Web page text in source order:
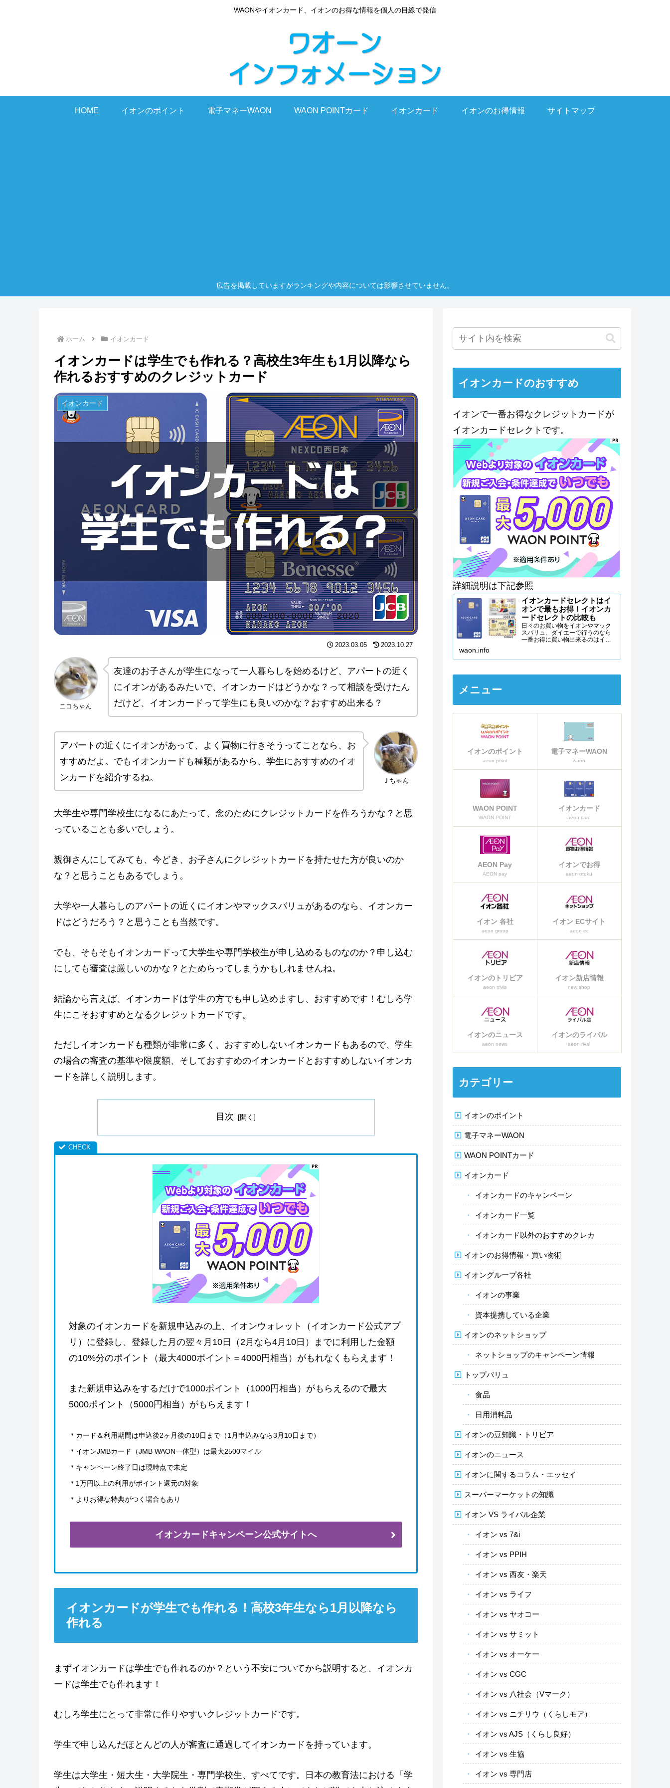
WAONやイオンカード、イオンのお得な情報を個人の目線で発信
HOME イオンのポイント 電子マネーWAON WAON POINTカード イオンカード イオンのお得情報 サイトマップ
広告を掲載していますがランキングや内容については影響させていません。
ホーム イオンカード
イオンカードは学生でも作れる？高校生3年生も1月以降なら
作れるおすすめのクレジットカード
イオンカード
2023.03.05 2023.10.27
ニコちゃん
友達のお子さんが学生になって一人暮らしを始めるけど、アパートの近く
にイオンがあるみたいで、イオンカードはどうかな？って相談を受けたん
だけど、イオンカードって学生にも良いのかな？おすすめ出来る？
Ｊちゃん
アパートの近くにイオンがあって、よく買物に行きそうってことなら、お
すすめだよ。でもイオンカードも種類があるから、学生におすすめのイオ
ンカードを紹介するね。
大学生や専門学校生になるにあたって、念のためにクレジットカードを作ろうかな？と思
っていることも多いでしょう。
親御さんにしてみても、今どき、お子さんにクレジットカードを持たせた方が良いのか
な？と思うこともあるでしょう。
大学や一人暮らしのアパートの近くにイオンやマックスバリュがあるのなら、イオンカー
ドはどうだろう？と思うことも当然です。
でも、そもそもイオンカードって大学生や専門学校生が申し込めるものなのか？申し込む
にしても審査は厳しいのかな？とためらってしまうかもしれませんね。
結論から言えば、イオンカードは学生の方でも申し込めますし、おすすめです！むしろ学
生にこそおすすめとなるクレジットカードです。
ただしイオンカードも種類が非常に多く、おすすめしないイオンカードもあるので、学生
の場合の審査の基準や限度額、そしておすすめのイオンカードとおすすめしないイオンカ
ードを詳しく説明します。
目次
対象のイオンカードを新規申込みの上、イオンウォレット（イオンカード公式アプ
リ）に登録し、登録した月の翌々月10日（2月なら4月10日）までに利用した金額
の10%分のポイント（最大4000ポイント＝4000円相当）がもれなくもらえます！
また新規申込みをするだけで1000ポイント（1000円相当）がもらえるので最大
5000ポイント（5000円相当）がもらえます！
＊カード＆利用期間は申込後2ヶ月後の10日まで（1月申込みなら3月10日まで）
＊イオンJMBカード（JMB WAON一体型）は最大2500マイル
＊キャンペーン終了日は現時点で未定
＊1万円以上の利用がポイント還元の対象
＊よりお得な特典がつく場合もあり
イオンカードキャンペーン公式サイトへ
イオンカードが学生でも作れる！高校3年生なら1月以降なら
作れる
まずイオンカードは学生でも作れるのか？という不安についてから説明すると、イオンカ
ードは学生でも作れます！
むしろ学生にとって非常に作りやすいクレジットカードです。
学生で申し込んだほとんどの人が審査に通過してイオンカードを持っています。
学生は大学生・短大生・大学院生・専門学校生、すべてです。日本の教育法における「学
イオンカードのおすすめ
イオンで一番お得なクレジットカードが
イオンカードセレクトです。
詳細説明は下記参照
イオンカードセレクトはイ
オンで最もお得！イオンカ
ードセレクトの比較も
日々のお買い物をイオンやマック
スバリュ、ダイエーで行うのなら
一番お得に買い物出来るのはイオ
から、イオンカードセレクトがな
カードなのか詳しく説明をしてい
waon.info
メニュー
イオンのポイント
aeon point
電子マネーWAON
waon
WAON POINT
WAON POINT
イオンカード
aeon card
AEON Pay
AEON pay
イオンでお得
aeon otoku
イオン 各社
aeon group
イオン ECサイト
aeon ec
イオンのトリビア
aeon trivia
イオン新店情報
new shop
イオンのニュース
aeon news
イオンのライバル
aeon rival
カテゴリー
イオンのポイント
電子マネーWAON
WAON POINTカード
イオンカード
イオンカードのキャンペーン
イオンカード一覧
イオンカード以外のおすすめクレカ
イオンのお得情報・買い物術
イオングループ各社
イオンの事業
資本提携している企業
イオンのネットショップ
ネットショップのキャンペーン情報
トップバリュ
食品
日用消耗品
イオンの豆知識・トリビア
イオンのニュース
イオンに関するコラム・エッセイ
スーパーマーケットの知識
イオン VS ライバル企業
イオン vs 7&i
イオン vs PPIH
イオン vs 西友・楽天
イオン vs ライフ
イオン vs ヤオコー
イオン vs サミット
イオン vs オーケー
イオン vs CGC
イオン vs 八社会（Vマーク）
イオン vs ニチリウ（くらしモア）
イオン vs AJS（くらし良好）
イオン vs 生協
イオン vs 専門店